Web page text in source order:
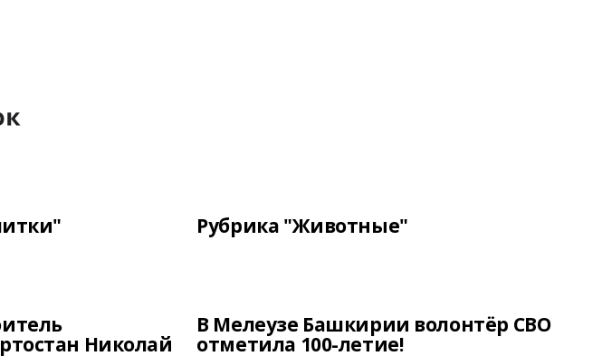
Рубрика "Животные"
Николай
В Мелеузе Башкирии волонтёр СВО
отметила 100-летие!